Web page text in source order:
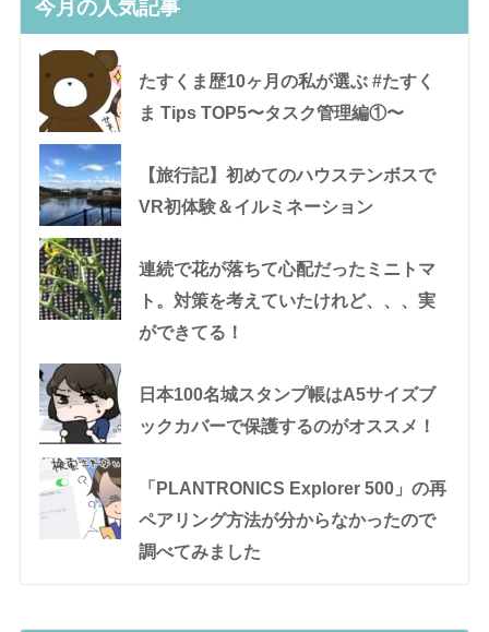
今月の人気記事
たすくま歴10ヶ月の私が選ぶ #たすく
ま Tips TOP5〜タスク管理編①〜
【旅行記】初めてのハウステンボスで
VR初体験＆イルミネーション
連続で花が落ちて心配だったミニトマ
ト。対策を考えていたけれど、、、実
ができてる！
日本100名城スタンプ帳はA5サイズブ
ックカバーで保護するのがオススメ！
「PLANTRONICS Explorer 500」の再
ペアリング方法が分からなかったので
調べてみました